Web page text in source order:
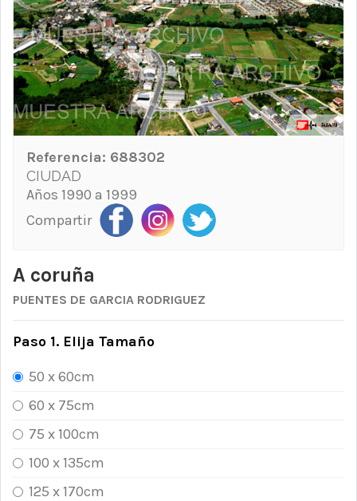
Referencia: 688302
CIUDAD
Años 1990 a 1999
Compartir
A coruña
PUENTES DE GARCIA RODRIGUEZ
Paso 1. Elija Tamaño
50 x 60cm
60 x 75cm
75 x 100cm
100 x 135cm
125 x 170cm